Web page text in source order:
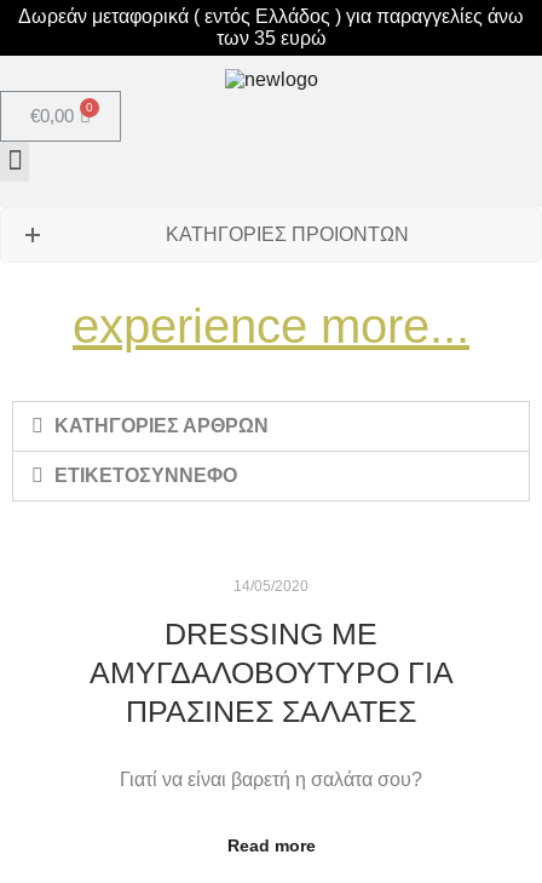
Δωρεάν μεταφορικά ( εντός Ελλάδος ) για παραγγελίες άνω
των 35 ευρώ
€0,00
ΚΑΤΗΓΟΡΙΕΣ ΠΡΟΙΟΝΤΩΝ
experience more...
ΚΑΤΗΓΟΡΙΕΣ ΑΡΘΡΩΝ
ΕΤΙΚΕΤΟΣΥΝΝΕΦΟ
14/05/2020
DRESSING ΜΕ
ΑΜΥΓΔΑΛΟΒΟΥΤΥΡΟ ΓΙΑ
ΠΡΆΣΙΝΕΣ ΣΑΛΆΤΕΣ
Γιατί να είναι βαρετή η σαλάτα σου?
Read more